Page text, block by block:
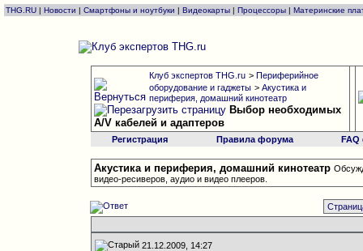
THG.RU | Новости | Смартфоны и ноутбуки | Видеокарты | Процессоры | Материнские
Клуб экспертов THG.ru > Периферийное
оборудование и гаджеты > Акустика и
периферия, домашний кинотеатр
Выбор необходимых
A/V кабелей и адаптеров
Регистрация Правила форума
Акустика и периферия, домашний кинотеатр
видео-ресиверов, аудио и видео плееров.
21.12.2009, 14:27